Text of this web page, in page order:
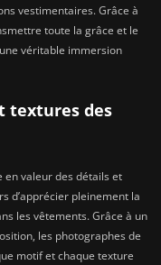
vestimentaires. Grâce à
toute la grâce et le
véritable immersion
textures des
en valeur des détails et
d’apprécier pleinement la
les vêtements. Grâce à un
les photographes de
motif et chaque texture